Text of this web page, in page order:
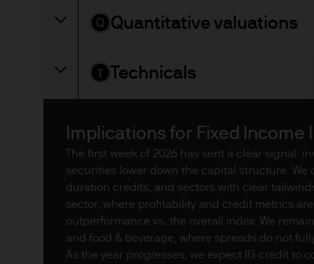
Die Informationen auf
responsabilité limitée
für das
Unternehmen weltweit.
JPMAME ist in Luxemburg
dieser reguliert.
Diese Website wurde
sind weder als Beratung
Nutzung der auf dieser
Quantitative valuations
Technicals
Implications for Fixed Income
The first week of 2026 has sent a clear signal:
securities lower down the capital structure. We
duration credits, and sectors with clear
sector, where profitability and credit metrics
outperformance vs. the overall index. We
and food & beverage, where spreads do not
As the year progresses, we expect IG credit to